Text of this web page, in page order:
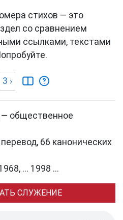
стихов — это
со сравнением
ссылками, текстами
3 ›
— общественное
66 канонических
... 1998 ...
СЛУЖЕНИЕ